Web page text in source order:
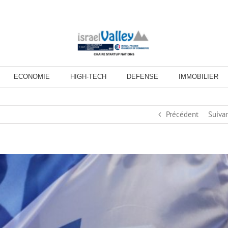
ECONOMIE HIGH-TECH DEFENSE IMMOBILIER
Précédent